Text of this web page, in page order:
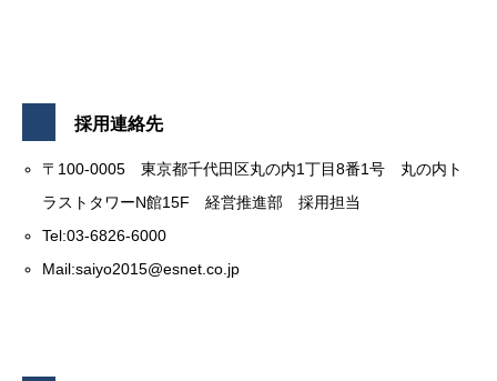
採用連絡先
〒100-0005 東京都千代田区丸の内1丁目8番1号 丸の内ト
ラストタワーN館15F 経営推進部 採用担当
Tel:03-6826-6000
Mail:saiyo2015@esnet.co.jp